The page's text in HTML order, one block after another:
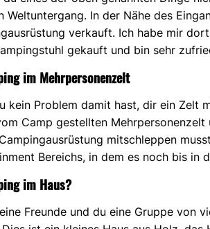
Weltuntergang. In der Nähe des
verkauft. Ich habe mir
gekauft und bin sehr
im Mehrpersonenzelt
kein Problem damit hast, dir ein Zelt
Camp gestellten
mitschleppen
Bereichs, in dem es noch bis in
im Haus?
Freunde und du eine Gruppe von